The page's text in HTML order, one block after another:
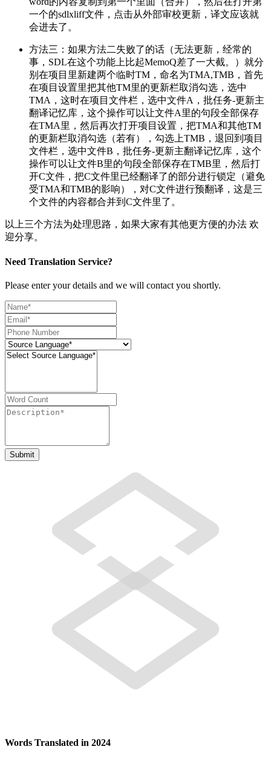
一个的sdlxliff文件，点击从外部审校更新，译文应该就
会进去了。
方法三：如果方法二失败了的话（无法更新，经常的
事，SDL在这个功能上比起MemoQ差了一大截。）就分
别在项目里新建两个临时TM，命名为TMA,TMB，首先
在项目设置里把其他TM里的更新栏取消勾选，选中
TMA，这时在项目文件栏，选中文件A，批任务-更新主
翻译记忆库，这个操作可以让文件A里的句段全部保存
在TMA里，然后再次打开项目设置，把TMA和其他TM
的更新栏取消勾选（若有），勾选上TMB，退回到项目
文件栏，选中文件B，批任务-更新主翻译记忆库，这个
操作可以让文件B里的句段全部保存在TMB里，然后打
开C文件，把C文件里已经翻译了的部分进行锁定（避免
受TMA和TMB的影响），对C文件进行预翻译，这是三
个文件的内容都合并到C文件里了。
以上三个方法为处理思路，如果大家有其他更方便的办法 欢
迎分享。
Need Translation Service?
Please enter your details and we will contact you shortly.
Words Translated in 2024